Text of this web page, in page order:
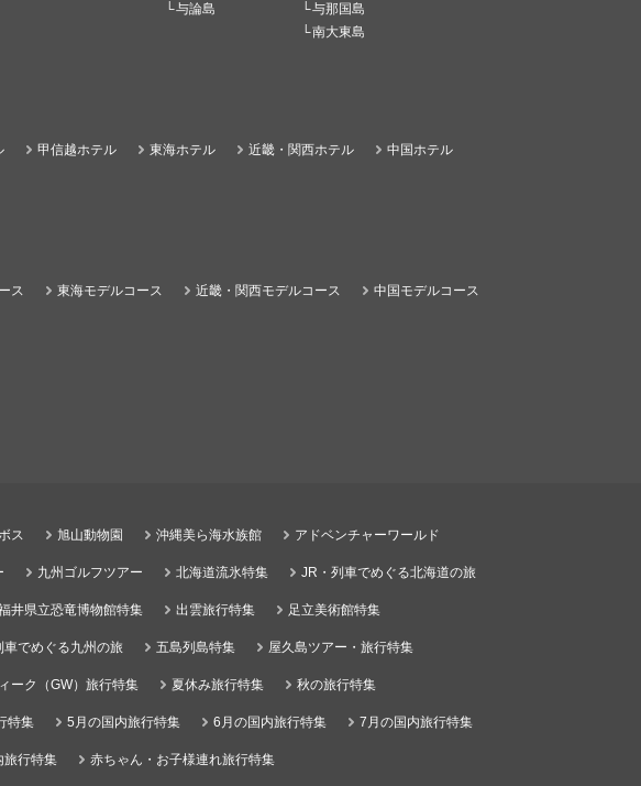
与論島
与那国島
南大東島
甲信越ホテル 東海ホテル 近畿・関西ホテル 中国ホテル
ス 東海モデルコース 近畿・関西モデルコース 中国モデルコース
ス 旭山動物園 沖縄美ら海水族館 アドベンチャーワールド
九州ゴルフツアー 北海道流氷特集 JR・列車でめぐる北海道の旅
井県立恐竜博物館特集 出雲旅行特集 足立美術館特集
車でめぐる九州の旅 五島列島特集 屋久島ツアー・旅行特集
ーク（GW）旅行特集 夏休み旅行特集 秋の旅行特集
特集 5月の国内旅行特集 6月の国内旅行特集 7月の国内旅行特集
旅行特集 赤ちゃん・お子様連れ旅行特集